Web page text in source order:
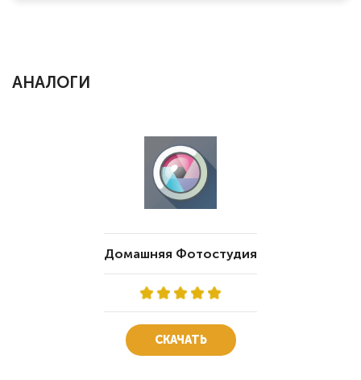
АНАЛОГИ
Домашняя Фотостудия
СКАЧАТЬ